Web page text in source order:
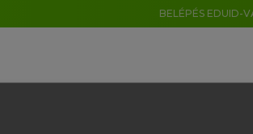
BELÉPÉS EDUID-